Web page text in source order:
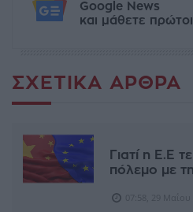
Google News
και μάθετε πρώτοι
ΣΧΕΤΙΚΆ ΆΡΘΡΑ
Γιατί η Ε.Ε
πόλεμο με